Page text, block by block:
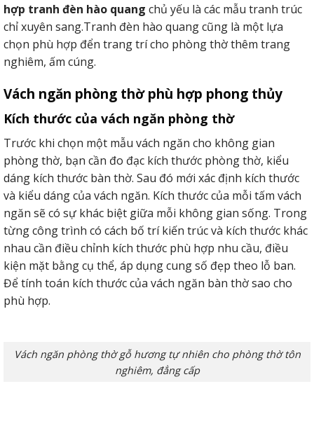
hợp tranh đèn hào quang chủ yếu là các mẫu tranh trúc
chỉ xuyên sang.Tranh đèn hào quang cũng là một lựa
chọn phù hợp đển trang trí cho phòng thờ thêm trang
nghiêm, ấm cúng.
Vách ngăn phòng thờ phù hợp phong thủy
Kích thước của vách ngăn phòng thờ
Trước khi chọn một mẫu vách ngăn cho không gian
phòng thờ, bạn cần đo đạc kích thước phòng thờ, kiểu
dáng kích thước bàn thờ. Sau đó mới xác định kích thước
và kiểu dáng của vách ngăn. Kích thước của mỗi tấm vách
ngăn sẽ có sự khác biệt giữa mỗi không gian sống. Trong
từng công trình có cách bố trí kiến trúc và kích thước khác
nhau cần điều chỉnh kích thước phù hợp nhu cầu, điều
kiện mặt bằng cụ thể, áp dụng cung số đẹp theo lỗ ban.
Để tính toán kích thước của vách ngăn bàn thờ sao cho
phù hợp.
Vách ngăn phòng thờ gỗ hương tự nhiên cho phòng thờ tôn
nghiêm, đẳng cấp